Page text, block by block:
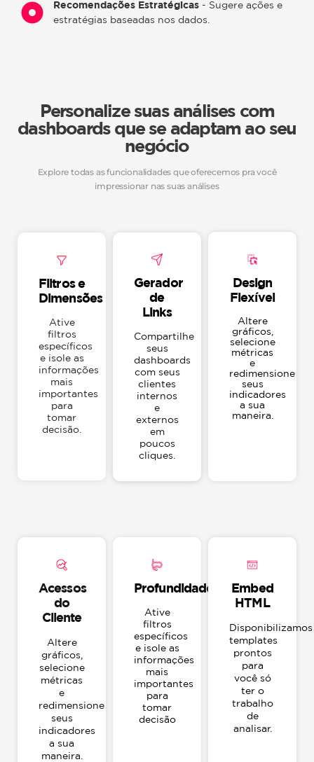
Recomendações Estratégicas - Sugere ações e
estratégias baseadas nos dados.
Personalize suas análises com
dashboards que se adaptam ao seu
negócio
Explore todas as funcionalidades que oferecemos pra você
impressionar nas suas análises
Filtros e
Dimensões
Ative
filtros
específicos
e isole as
informações
mais
importantes
para
tomar
decisão.
Gerador
de
Links
Compartilhe
seus
dashboards
com seus
clientes
internos
e
externos
em
poucos
cliques.
Design
Flexível
Altere
gráficos,
selecione
métricas
e
redimensione
seus
indicadores
a sua
maneira.
Acessos
do
Cliente
Altere
gráficos,
selecione
métricas
e
redimensione
seus
indicadores
a sua
maneira.
Profundidade
Ative
filtros
específicos
e isole as
informações
mais
importantes
para
tomar
decisão
Embed
HTML
Disponibilizamos
templates
prontos
para
você só
ter o
trabalho
de
analisar.